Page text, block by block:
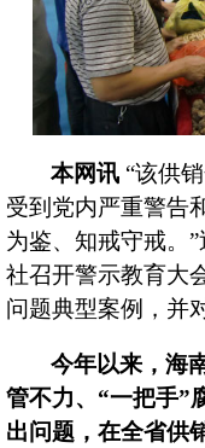
本网讯 “该供
受到党内严重警告
为鉴、知戒守戒。
社召开警示教育大
问题典型案例，并
今年以来，海
管不力、 “一把手”
出问题，在全省供